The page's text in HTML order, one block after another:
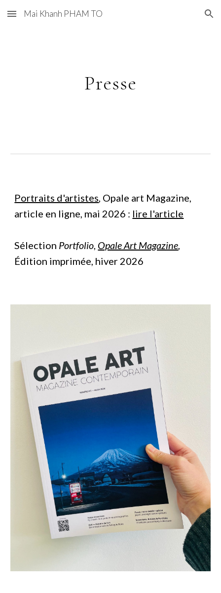
Skip to main content Skip to navigation
Mai Khanh PHAM TO
Presse
Portraits d'artistes, Opale art Magazine,
article en ligne, mai 2026 : lire l'article
Sélection Portfolio, Opale Art Magazine,
Édition imprimée, hiver 2026